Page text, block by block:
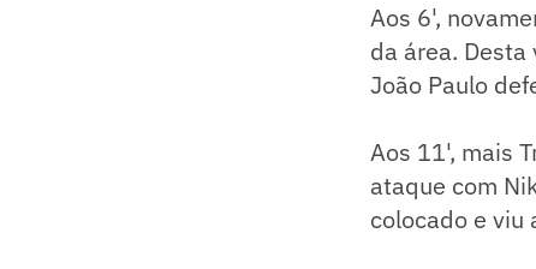
Aos 6',
da área.
João Paulo
Aos 11', mais
ataque com
colocado e viu